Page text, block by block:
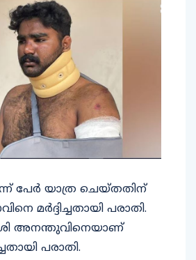
പേർ യാത്ര ചെയ്തതിന്
മർദ്ദിച്ചതായി പരാതി.
അനന്തുവിനെയാണ്
പരാതി.